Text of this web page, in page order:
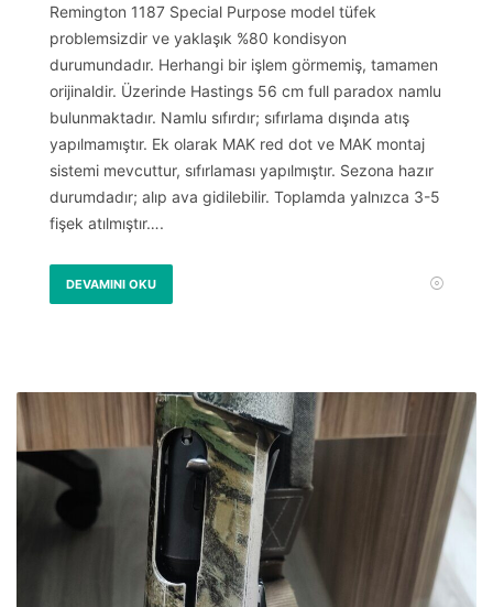
Remington 1187 Special Purpose model tüfek
problemsizdir ve yaklaşık %80 kondisyon
durumundadır. Herhangi bir işlem görmemiş, tamamen
orijinaldir. Üzerinde Hastings 56 cm full paradox namlu
bulunmaktadır. Namlu sıfırdır; sıfırlama dışında atış
yapılmamıştır. Ek olarak MAK red dot ve MAK montaj
sistemi mevcuttur, sıfırlaması yapılmıştır. Sezona hazır
durumdadır; alıp ava gidilebilir. Toplamda yalnızca 3-5
fişek atılmıştır….
DEVAMINI OKU